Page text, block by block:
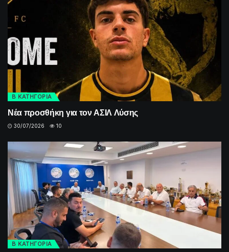
Β ΚΑΤΗΓΟΡΙΑ
Νέα προσθήκη για τον ΑΣΙΛ Λύσης
30/07/2026 10
Β ΚΑΤΗΓΟΡΙΑ